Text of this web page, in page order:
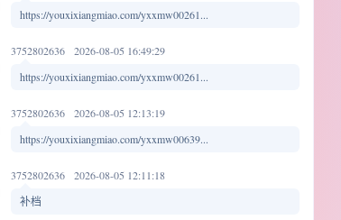
https://youxixiangmiao.com/yxxmw00261...
3752802636
2026-08-05 16:49:29
https://youxixiangmiao.com/yxxmw00261...
3752802636
2026-08-05 12:13:19
https://youxixiangmiao.com/yxxmw00639...
3752802636
2026-08-05 12:11:18
补档